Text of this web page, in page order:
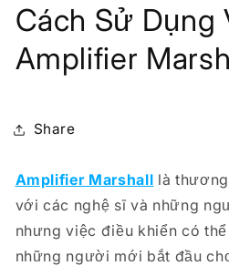
Cách Sử Dụng
Amplifier
Share
Amplifier Marshall là
với các nghệ sĩ và những
nhưng việc điều khiển có
những người mới bắt đầu